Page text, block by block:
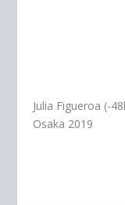
Julia Figueroa (-
Osaka 2019